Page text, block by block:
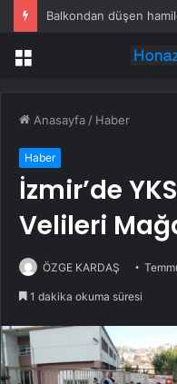
Balkondan düşen
Menü
Anasayfa / Haber
Haber
İzmir’de
Velileri
ÖZGE KARDAŞ
1 dakika okuma süresi